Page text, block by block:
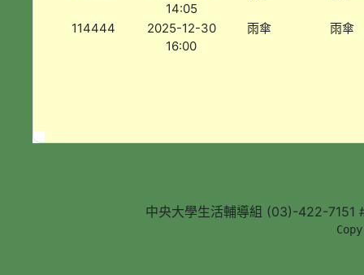
14:05
114444
2025-12-30
16:00
雨傘 雨傘
中央大學生活輔導組 (03)-422-7151